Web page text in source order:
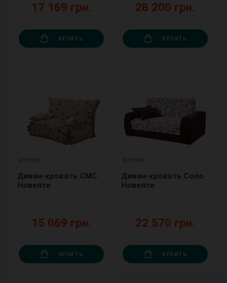
17 169 грн.
КУПИТЬ
28 200 грн.
КУПИТЬ
071036
Диван-кровать СМС
Новелти
15 069 грн.
КУПИТЬ
071049
Диван-кровать Соло
Новелти
22 570 грн.
КУПИТЬ